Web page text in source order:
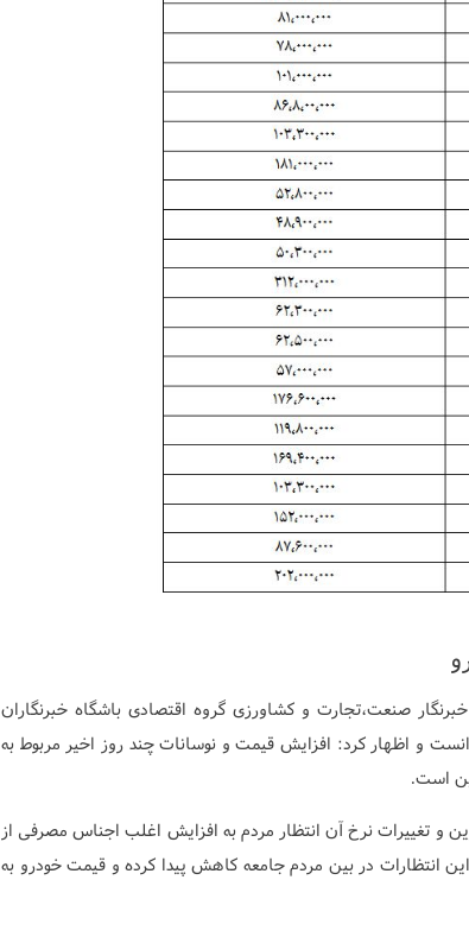
صنعت،تجارت و کشاورزی گروه اقتصادی باشگاه خبرنگاران
و اظهار کرد: افزایش قیمت و نوسانات چند روز اخیر مربوط به
است.
و تغییرات نرخ آن انتظار مردم به افزایش اغلب اجناس مصرفی از
انتظارات در بین مردم جامعه کاهش پیدا کرده و قیمت خودرو به